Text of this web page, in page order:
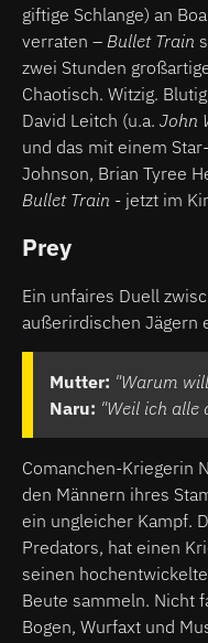
giftige Schlange) an
verraten – Bullet Train
zwei Stunden
Chaotisch. Witzig.
David Leitch (u.a. John
und das mit einem
Johnson, Brian Tyree
Bullet Train - jetzt im
Prey
Ein unfaires Duell
außerirdischen Jägern
Mutter: "Warum
Naru: "Weil ich alle
Comanchen-Kriegerin
den Männern ihres
ein ungleicher Kampf.
Predators, hat einen
seinen
Beute sammeln. Nicht
Bogen, Wurfaxt und